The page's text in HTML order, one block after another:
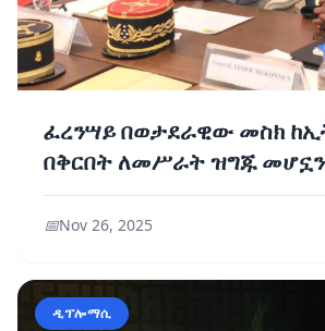
ፈረንሣይ በወታደራዊው መስክ
በቅርበት ለመሥራት ዝግጁ መሆኗን
📅Nov 26, 2025
ዲፕሎማሲ